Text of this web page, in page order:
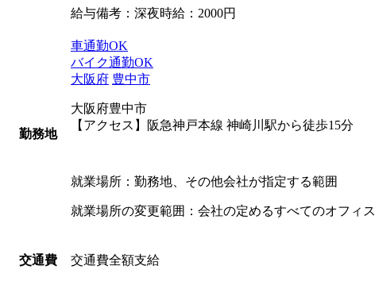
給与備考：深夜時給：2000円
勤務地
車通勤OK
バイク通勤OK
大阪府 豊中市
大阪府豊中市
【アクセス】阪急神戸本線 神崎川駅から徒歩15分
就業場所：勤務地、その他会社が指定する範囲
就業場所の変更範囲：会社の定めるすべてのオフィス
交通費 交通費全額支給